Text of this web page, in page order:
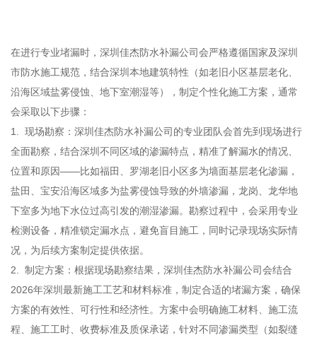
在进行专业堵漏时，深圳佳杰防水补漏公司会严格遵循国家及深圳
市防水施工规范，结合深圳本地建筑特性（如老旧小区基层老化、
沿海区域盐雾侵蚀、地下室潮湿等），制定个性化施工方案，通常
会采取以下步骤：
1. 现场勘察：深圳佳杰防水补漏公司的专业团队会首先到现场进行
全面勘察，结合深圳不同区域的渗漏特点，精准了解漏水的情况、
位置和原因——比如福田、罗湖老旧小区多为墙面基层老化渗漏，
盐田、宝安沿海区域多为盐雾侵蚀导致的外墙渗漏，龙岗、龙华地
下室多为地下水位过高引发的潮湿渗漏。勘察过程中，会采用专业
检测设备，精准锁定漏水点，避免盲目施工，同时记录现场实际情
况，为后续方案制定提供依据。
2. 制定方案：根据现场勘察结果，深圳佳杰防水补漏公司会结合
2026年深圳最新施工工艺和材料标准，制定合适的堵漏方案，确保
方案的有效性、可行性和经济性。方案中会明确施工材料、施工流
程、施工工时、收费标准及质保承诺，针对不同渗漏类型（如裂缝